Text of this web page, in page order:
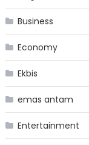
Business
Economy
Ekbis
emas antam
Entertainment